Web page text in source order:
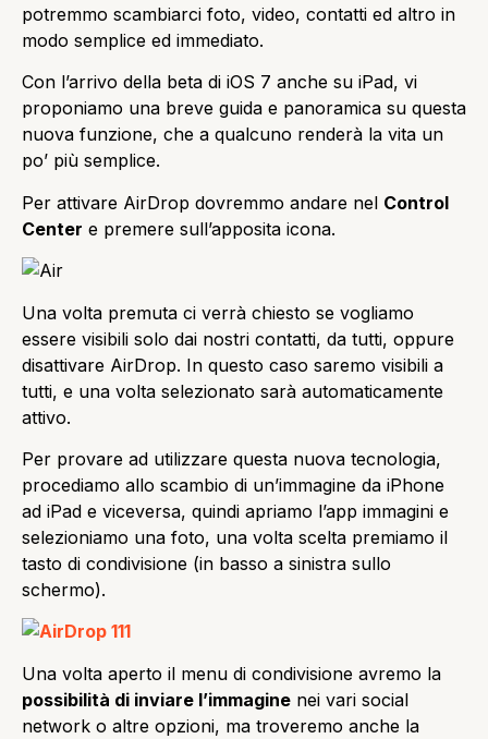
potremmo scambiarci foto, video, contatti ed altro in
modo semplice ed immediato.
Con l’arrivo della beta di iOS 7 anche su iPad, vi
proponiamo una breve guida e panoramica su questa
nuova funzione, che a qualcuno renderà la vita un
po’ più semplice.
Per attivare AirDrop dovremmo andare nel Control
Center e premere sull’apposita icona.
Una volta premuta ci verrà chiesto se vogliamo
essere visibili solo dai nostri contatti, da tutti, oppure
disattivare AirDrop. In questo caso saremo visibili a
tutti, e una volta selezionato sarà automaticamente
attivo.
Per provare ad utilizzare questa nuova tecnologia,
procediamo allo scambio di un’immagine da iPhone
ad iPad e viceversa, quindi apriamo l’app immagini e
selezioniamo una foto, una volta scelta premiamo il
tasto di condivisione (in basso a sinistra sullo
schermo).
Una volta aperto il menu di condivisione avremo la
possibilità di inviare l’immagine nei vari social
network o altre opzioni, ma troveremo anche la